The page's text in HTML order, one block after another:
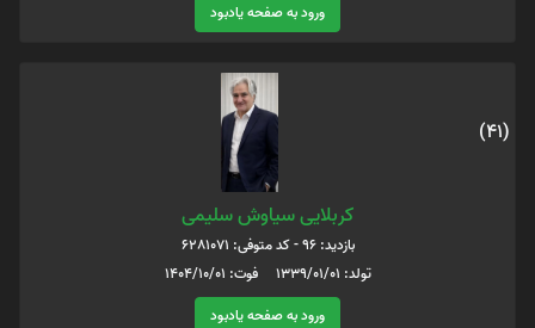
ورود به صفحه یادبود
(41)
کربلایی سیاوش سلیمی
بازدید: 96 - کد متوفی: 6281071
تولد: 1339/01/01 فوت: 1404/10/01
ورود به صفحه یادبود